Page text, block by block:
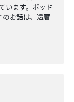
います。ポッド
お話は、還暦